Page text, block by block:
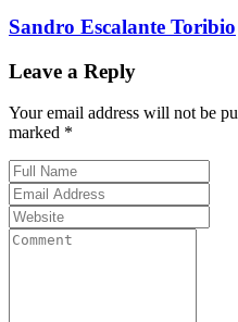
Sandro Escalante Toribio
Leave a Reply
Your email address will not be
marked *